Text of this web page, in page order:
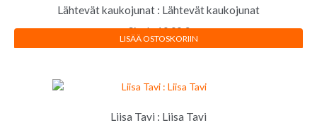
Lähtevät kaukojunat : Lähtevät kaukojunat
Single10,00€
LISÄÄ OSTOSKORIIN
Liisa Tavi : Liisa Tavi